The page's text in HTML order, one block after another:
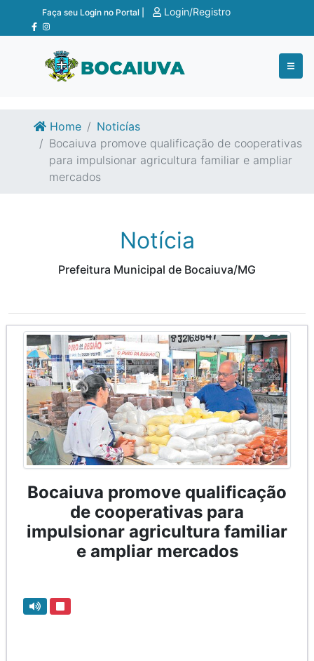
Ir para o conteúdo
Ir para o fim do conteúdo
Faça seu Login no Portal | Login/Registro
Home
Noticías
Bocaiuva promove qualificação de cooperativas
para impulsionar agricultura familiar e ampliar
mercados
Notícia
Prefeitura Municipal de Bocaiuva/MG
Bocaiuva promove qualificação
de cooperativas para
impulsionar agricultura familiar
e ampliar mercados